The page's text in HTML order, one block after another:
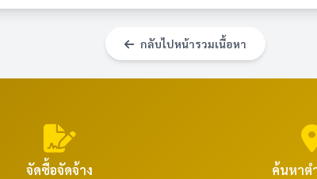
กลับไปหน้ารวมเนื้อหา
จัดซื้อจัดจ้าง ค้นหาต